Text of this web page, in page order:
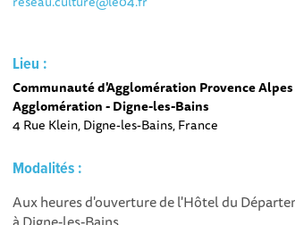
Lieu :
Communauté d'Agglomération Provence Alpes
Agglomération - Digne-les-Bains
4 Rue Klein, Digne-les-Bains, France
Modalités :
Aux heures d'ouverture de l'Hôtel du